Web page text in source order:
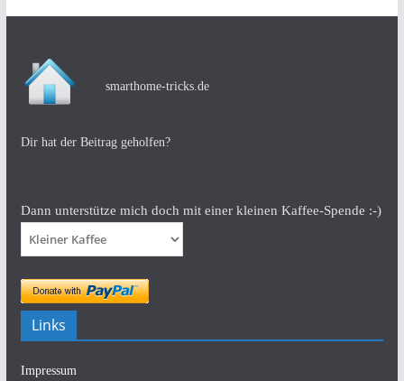
smarthome-tricks.de
Dir hat der Beitrag geholfen?
Dann unterstütze mich doch mit einer kleinen Kaffee-Spende :-)
Links
Impressum